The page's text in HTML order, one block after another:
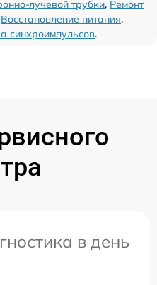
лучевой трубки, Ремонт
Восстановление питания,
синхроимпульсов.
в день